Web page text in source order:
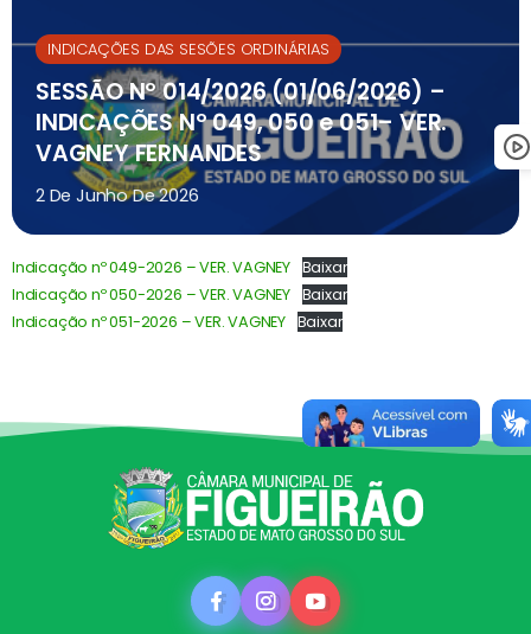
INDICAÇÕES DAS SESÕES ORDINÁRIAS
SESSÃO Nº 014/2026 (01/06/2026) –
INDICAÇÕES Nº 049, 050 e 051– VER.
VAGNEY FERNANDES
2 De Junho De 2026
Indicação nº 049-2026 – VER. VAGNEY Baixar
Indicação nº 050-2026 – VER. VAGNEY Baixar
Indicação nº 051-2026 – VER. VAGNEY Baixar